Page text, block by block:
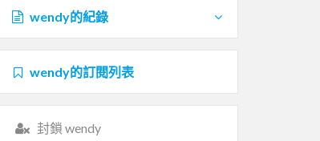
wendy的紀錄
wendy的訂閱列表
封鎖 wendy